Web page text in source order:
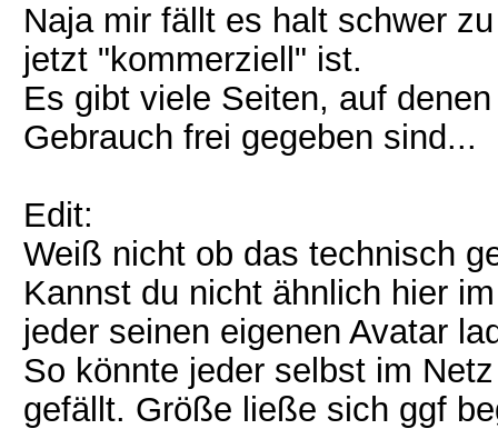
Naja mir fällt es halt schwer
jetzt "kommerziell" ist.
Es gibt viele Seiten, auf
Gebrauch frei gegeben sind...
Edit:
Weiß nicht ob das technisch
Kannst du nicht ähnlich hier
jeder seinen eigenen Avatar
So könnte jeder selbst im
gefällt. Größe ließe sich ggf